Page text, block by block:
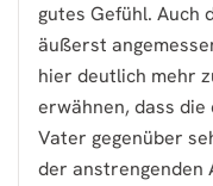
gutes Gefühl. Auch
äußerst
hier deutlich mehr
erwähnen, dass
Vater gegenüber
der anstrengenden